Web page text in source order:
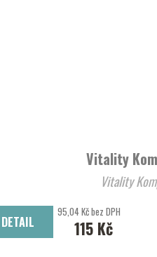
DETAIL
Vitality
Vitality
95,04 Kč bez DPH
115 Kč